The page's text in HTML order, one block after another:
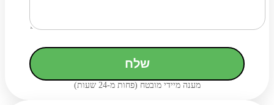
שלח
מענה מיידי מובטח (פחות מ-24 שעות)